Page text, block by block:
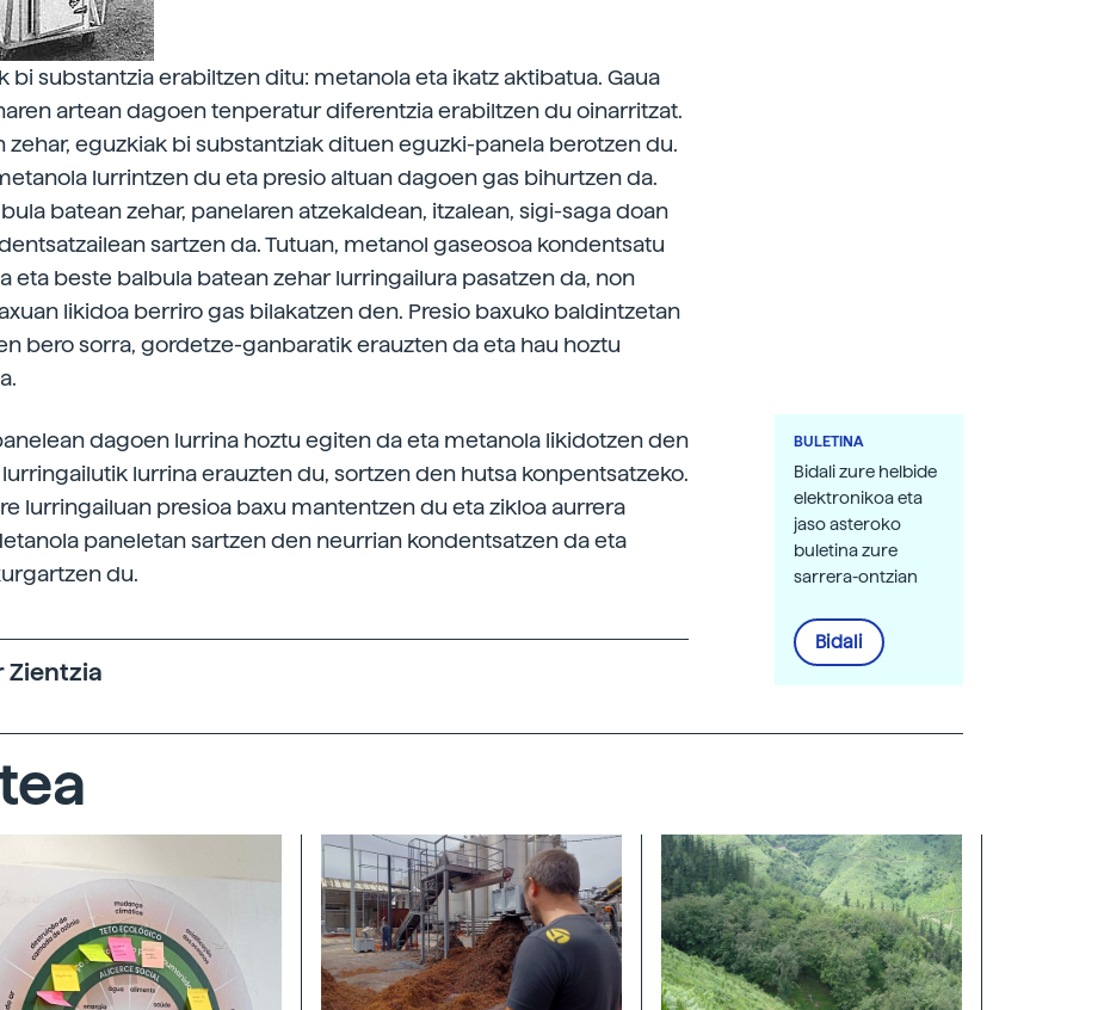
bi substantzia erabiltzen ditu: metanola eta ikatz aktibatua. Gaua
artean dagoen tenperatur diferentzia erabiltzen du oinarritzat.
zehar, eguzkiak bi substantziak dituen eguzki-panela berotzen du.
lurrintzen du eta presio altuan dagoen gas bihurtzen da.
batean zehar, panelaren atzekaldean, itzalean, sigi-saga doan
sartzen da. Tutuan, metanol gaseosoa kondentsatu
eta beste balbula batean zehar lurringailura pasatzen da, non
likidoa berriro gas bilakatzen den. Presio baxuko baldintzetan
bero sorra, gordetze-ganbaratik erauzten da eta hau hoztu
dagoen lurrina hoztu egiten da eta metanola likidotzen den
lurrina erauzten du, sortzen den hutsa konpentsatzeko.
lurringailuan presioa baxu mantentzen du eta zikloa aurrera
paneletan sartzen den neurrian kondentsatzen da eta
du.
Zientzia
BULETINA
Bidali zure helbide
elektronikoa eta
jaso asteroko
buletina zure
sarrera-ontzian
Bidali